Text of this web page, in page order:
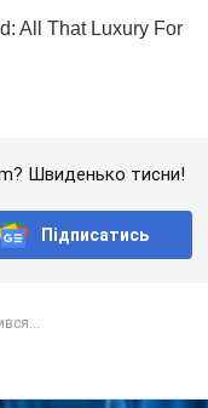
Швиденько тисни!
Підписатись